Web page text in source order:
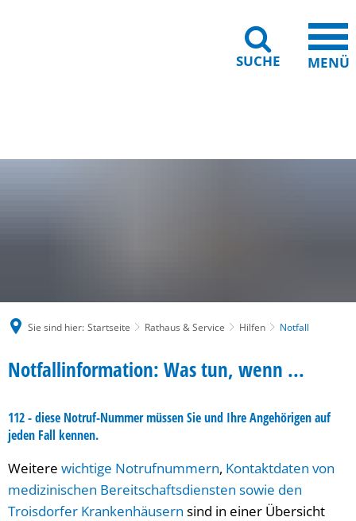
SUCHE MENÜ
Sie sind hier: Startseite Rathaus & Service Hilfen Notfall
Notfall
Notfallinformation: Was tun, wenn ...
112 - diese Notruf-Nummer müssen Sie und Ihre Angehörigen auf
jeden Fall kennen.
Weitere wichtige Notrufnummern, Kontaktdaten von
medizinischen Bereitschaftsdiensten sowie den
Troisdorfer Krankenhäusern sind in einer Übersicht